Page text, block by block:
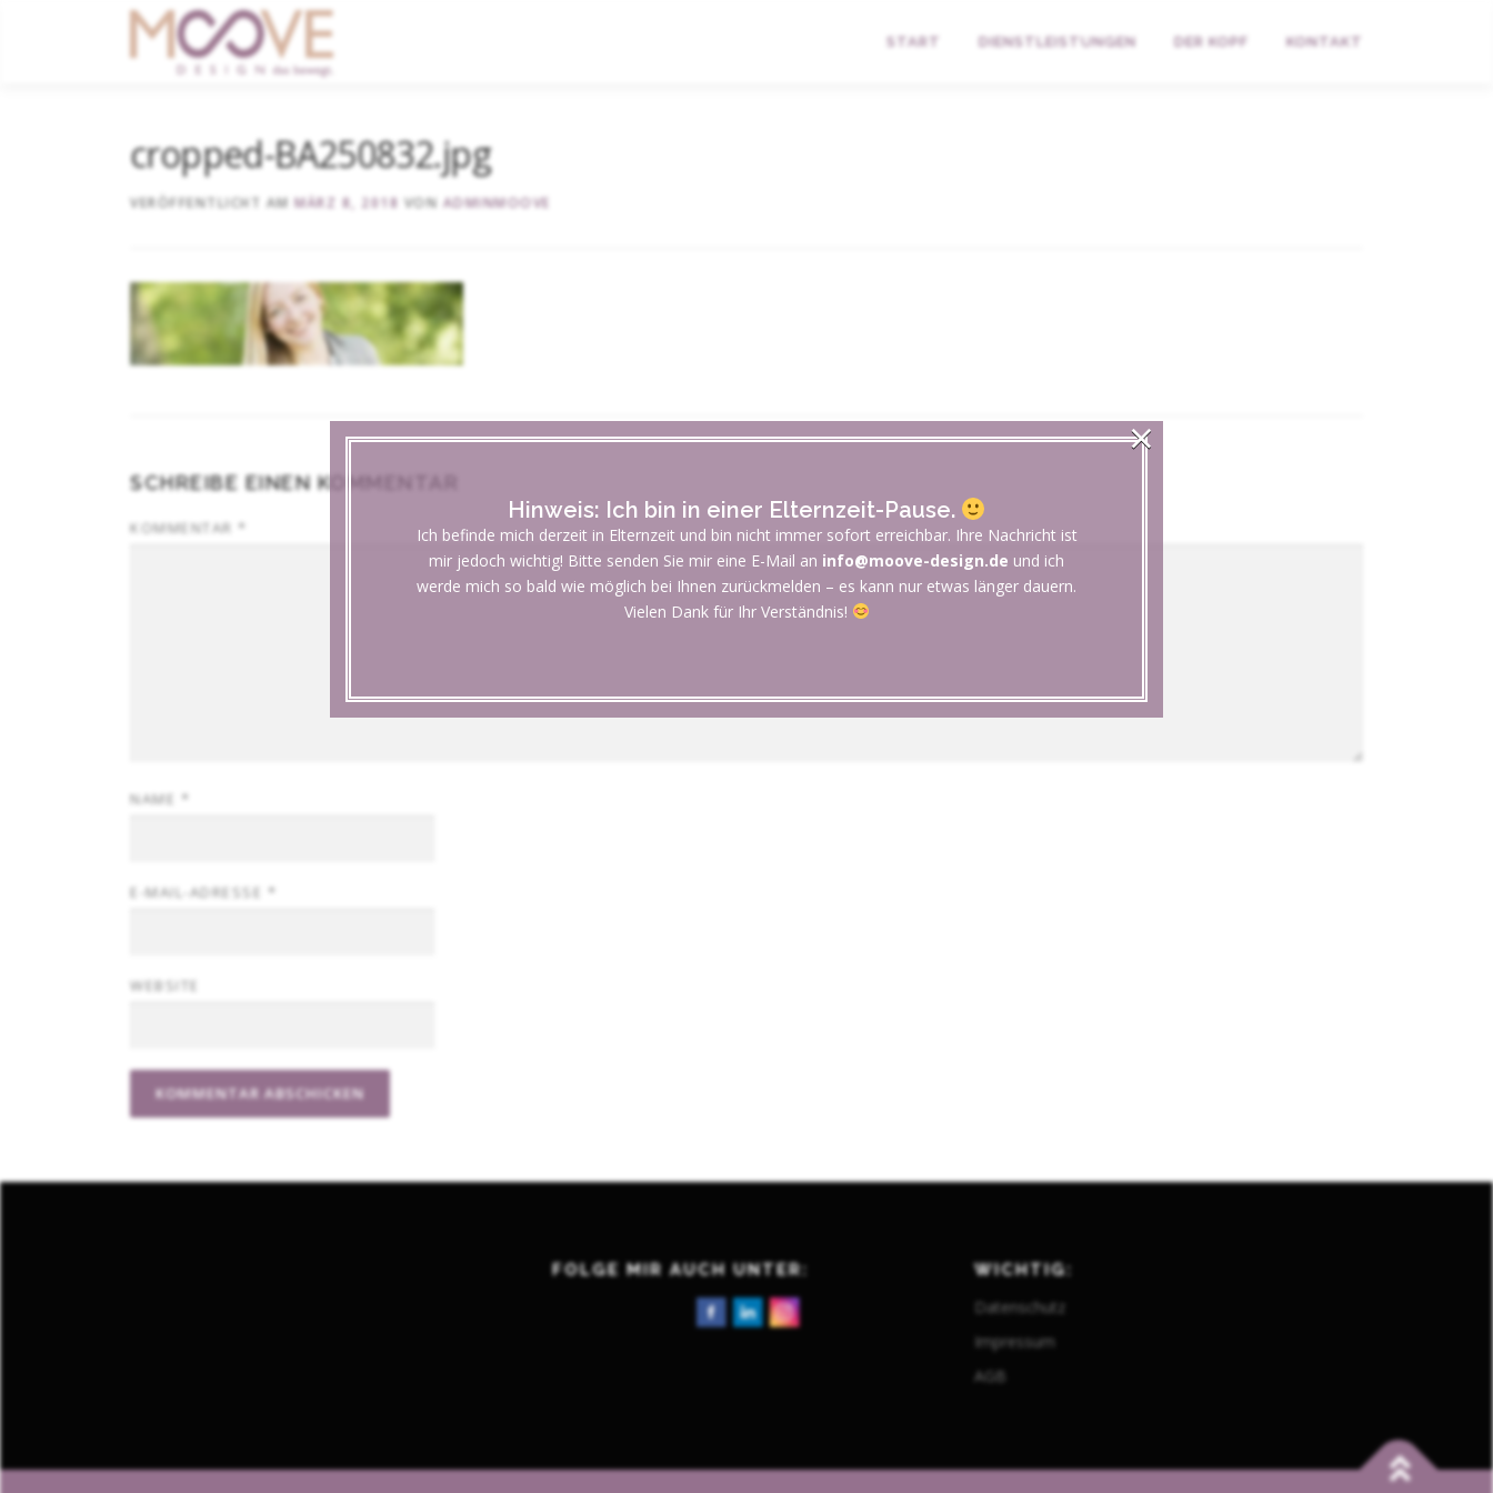
START DIENSTLEISTUNGEN DER KOPF KONTAKT
cropped-BA250832.jpg
VERÖFFENTLICHT AM MÄRZ 8, 2018 VON ADMINMOOVE
SCHREIBE EINEN KOMMENTAR
KOMMENTAR *
NAME *
E-MAIL-ADRESSE *
WEBSITE
FOLGE MIR AUCH UNTER: WICHTIG:
Datenschutz
Impressum
AGB
Hinweis: Ich bin in einer Elternzeit-Pause.
Ich befinde mich derzeit in Elternzeit und bin nicht immer sofort erreichbar. Ihre Nachricht ist
mir jedoch wichtig! Bitte senden Sie mir eine E-Mail an info@moove-design.de und ich
werde mich so bald wie möglich bei Ihnen zurückmelden – es kann nur etwas länger dauern.
Vielen Dank für Ihr Verständnis!
×